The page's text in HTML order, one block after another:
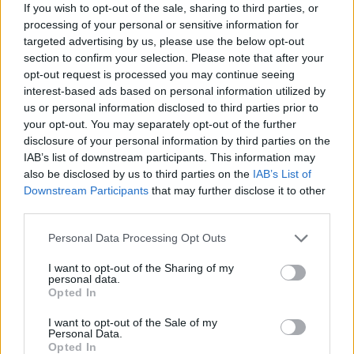
If you wish to opt-out of the sale, sharing to third parties, or
processing of your personal or sensitive information for
targeted advertising by us, please use the below opt-out
section to confirm your selection. Please note that after your
opt-out request is processed you may continue seeing
interest-based ads based on personal information utilized by
us or personal information disclosed to third parties prior to
your opt-out. You may separately opt-out of the further
disclosure of your personal information by third parties on the
IAB’s list of downstream participants. This information may
also be disclosed by us to third parties on the IAB’s List of
Downstream Participants that may further disclose it to other
Personal Data Processing Opt Outs
I want to opt-out of the Sharing of my
personal data.
Opted In
I want to opt-out of the Sale of my
Personal Data.
Opted In
problema fisico”.
Che cosa rappresenta questa avventura per lei?
“Mi pare di rivivere i tempi di Cagliari, Firenze e Valencia. Stiamo
lavorando a un progetto. La società mi ha chiesto di porre le basi
per il futuro”.
Solo questo?
“Beh, sto dimostrando di non essere bollito come sembrava dopo
le sconfitte con la Grecia. Mi pare che la situazione non sia
migliorata dopo la mia partenza”.
REDAZIONE
Twitter @Calciopremier